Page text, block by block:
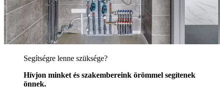
Segítségre lenne szüksége?
Hívjon minket és szakembereink örömmel segítenek
önnek.